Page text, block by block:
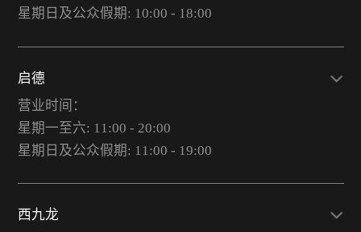
星期日及公众假期: 10:00 - 18:00
启德
营业时间：
星期一至六: 11:00 - 20:00
星期日及公众假期: 11:00 - 19:00
西九龙